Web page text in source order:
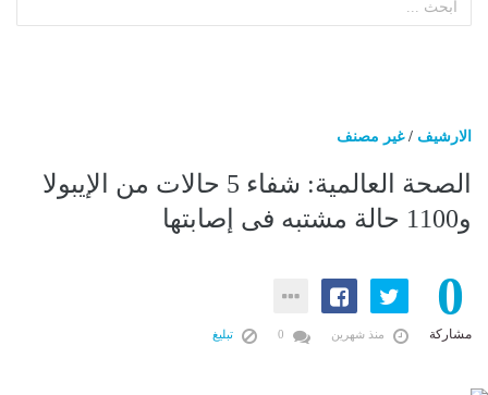
الارشيف /غير مصنف
الصحة العالمية: شفاء 5 حالات من الإيبولا
و1100 حالة مشتبه فى إصابتها
0
مشاركة منذ شهرين تبليغ